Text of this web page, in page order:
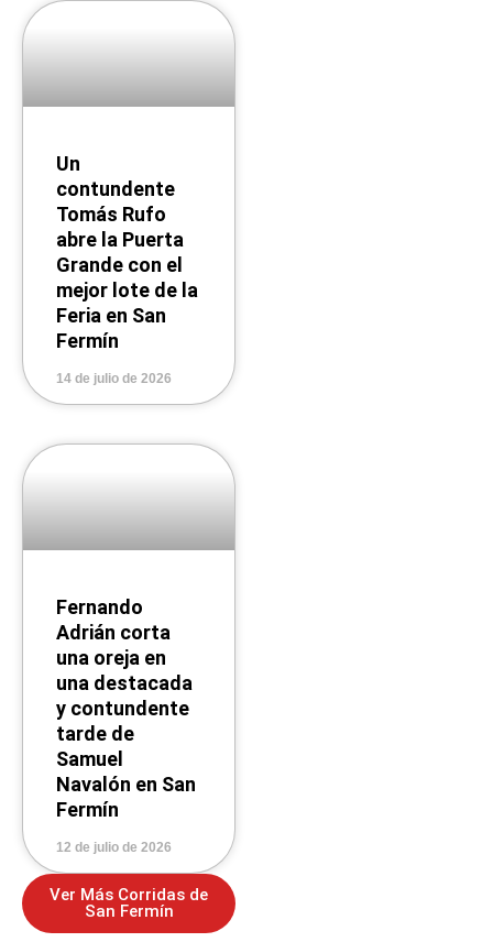
Un
contundente
Tomás Rufo
abre la Puerta
Grande con el
mejor lote de la
Feria en San
Fermín
14 de julio de 2026
Fernando
Adrián corta
una oreja en
una destacada
y contundente
tarde de
Samuel
Navalón en San
Fermín
12 de julio de 2026
Ver Más Corridas de
San Fermín